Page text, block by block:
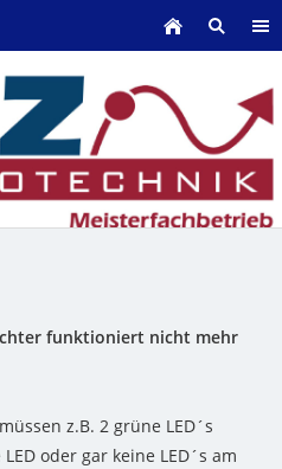
funktioniert nicht mehr
z.B. 2 grüne LED´s
oder gar keine LED´s am